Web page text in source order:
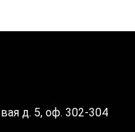
д. 5, оф. 302-304